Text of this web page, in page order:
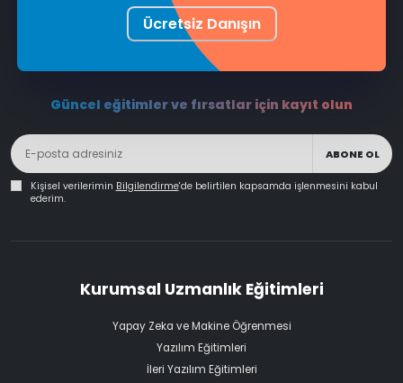
Ücretsiz Danışın
Güncel eğitimler ve fırsatlar için kayıt olun
ABONE OL
Kişisel verilerimin Bilgilendirme'de belirtilen kapsamda işlenmesini kabul
ederim.
Kurumsal Uzmanlık Eğitimleri
Yapay Zeka ve Makine Öğrenmesi
Yazılım Eğitimleri
İleri Yazılım Eğitimleri